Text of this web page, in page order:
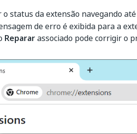
o status da extensão navegando até
de erro é exibida para a
Repararassociado pode corrigir o